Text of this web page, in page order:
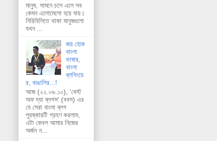
মানুষ, সামনে চলে এলে সব
কেমন এলোমেলো হয়ে যায়।
নিরিবিলিতে থাকা মানুষগুলো
যখন ...
জয় হোক
বাংলা
ভাষার,
বাংলা
ব্লগিংয়ে
র, বাঙালির...!
আজ (২২.০৬.১০), 'বেস্ট
অফ দ্যা ব্লগস' (ববস) এর
যে সেরা বাংলা ব্লগ
পুরষ্কারটি গ্রহণ করলাম,
এটা কেবল আমার নিজের
অর্জন ন...